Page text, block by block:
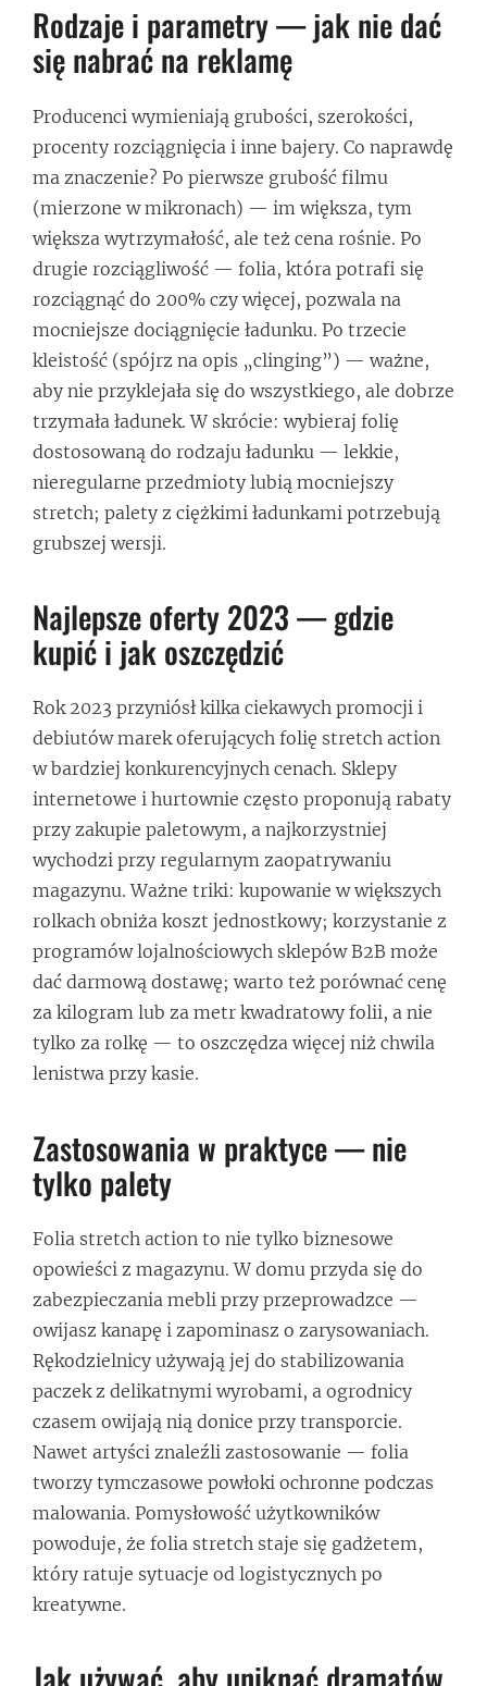
Rodzaje i parametry — jak nie dać
się nabrać na reklamę
Producenci wymieniają grubości, szerokości,
procenty rozciągnięcia i inne bajery. Co naprawdę
ma znaczenie? Po pierwsze grubość filmu
(mierzone w mikronach) — im większa, tym
większa wytrzymałość, ale też cena rośnie. Po
drugie rozciągliwość — folia, która potrafi się
rozciągnąć do 200% czy więcej, pozwala na
mocniejsze dociągnięcie ładunku. Po trzecie
kleistość (spójrz na opis „clinging”) — ważne,
aby nie przyklejała się do wszystkiego, ale dobrze
trzymała ładunek. W skrócie: wybieraj folię
dostosowaną do rodzaju ładunku — lekkie,
nieregularne przedmioty lubią mocniejszy
stretch; palety z ciężkimi ładunkami potrzebują
grubszej wersji.
Najlepsze oferty 2023 — gdzie
kupić i jak oszczędzić
Rok 2023 przyniósł kilka ciekawych promocji i
debiutów marek oferujących folię stretch action
w bardziej konkurencyjnych cenach. Sklepy
internetowe i hurtownie często proponują rabaty
przy zakupie paletowym, a najkorzystniej
wychodzi przy regularnym zaopatrywaniu
magazynu. Ważne triki: kupowanie w większych
rolkach obniża koszt jednostkowy; korzystanie z
programów lojalnościowych sklepów B2B może
dać darmową dostawę; warto też porównać cenę
za kilogram lub za metr kwadratowy folii, a nie
tylko za rolkę — to oszczędza więcej niż chwila
lenistwa przy kasie.
Zastosowania w praktyce — nie
tylko palety
Folia stretch action to nie tylko biznesowe
opowieści z magazynu. W domu przyda się do
zabezpieczania mebli przy przeprowadzce —
owijasz kanapę i zapominasz o zarysowaniach.
Rękodzielnicy używają jej do stabilizowania
paczek z delikatnymi wyrobami, a ogrodnicy
czasem owijają nią donice przy transporcie.
Nawet artyści znaleźli zastosowanie — folia
tworzy tymczasowe powłoki ochronne podczas
malowania. Pomysłowość użytkowników
powoduje, że folia stretch staje się gadżetem,
który ratuje sytuacje od logistycznych po
kreatywne.